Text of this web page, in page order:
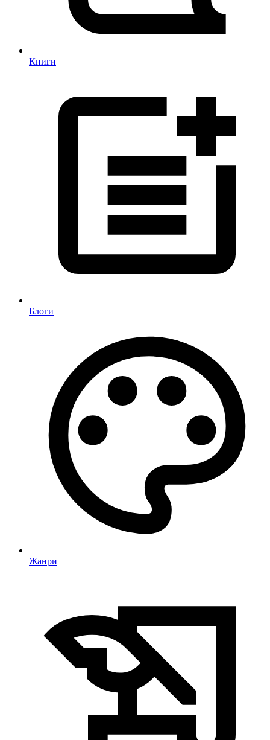
Книги
Блоги
Жанри